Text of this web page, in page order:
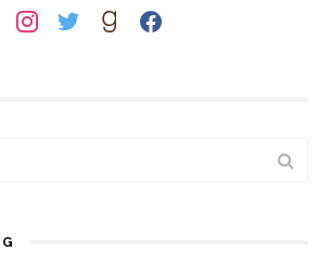
instagramtwittergoodreadsfacebook